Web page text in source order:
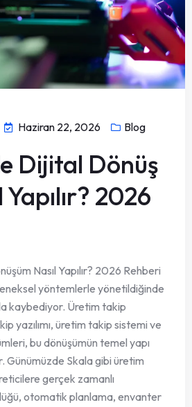
Haziran 22, 2026 Blog
Dijital Dönüş
Yapılır? 2026
Nasıl Yapılır? 2026 Rehberi
yöntemlerle yönetildiğinde
kaybediyor. Üretim takip
yazılımı, üretim takip sistemi ve
bu dönüşümün temel yapı
Günümüzde Skala gibi üretim
gerçek zamanlı
otomatik planlama, envanter